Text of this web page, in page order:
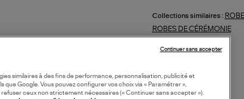
Collections similaires :
ROBES DE CÉRÉMONIE
similaires à des fins de performance, personnalisation, publicité et
Google. Vous pouvez configurer vos choix via « Paramétrer »,
refuser ceux non strictement nécessaires (« Continuer sans accepter »).
Continuer sans accepter